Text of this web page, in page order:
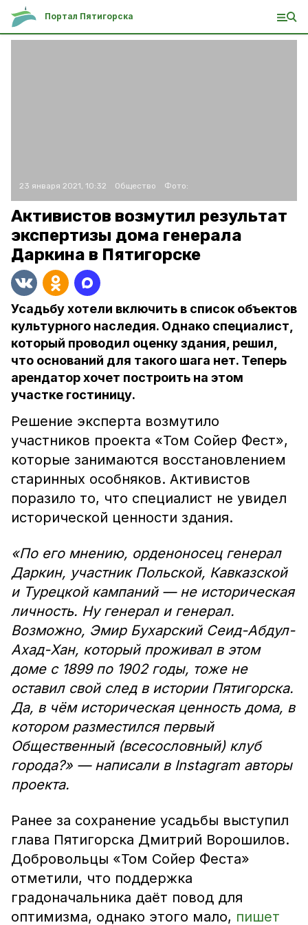
Портал Пятигорска
23 января 2021, 10:32 Общество Фото:
Активистов возмутил результат
экспертизы дома генерала
Даркина в Пятигорске
Усадьбу хотели включить в список объектов
культурного наследия. Однако специалист,
который проводил оценку здания, решил,
что оснований для такого шага нет. Теперь
арендатор хочет построить на этом
участке гостиницу.
Решение эксперта возмутило
участников проекта «Том Сойер Фест»,
которые занимаются восстановлением
старинных особняков. Активистов
поразило то, что специалист не увидел
исторической ценности здания.
«По его мнению, орденоносец генерал
Даркин, участник Польской, Кавказской
и Турецкой кампаний — не историческая
личность. Ну генерал и генерал.
Возможно, Эмир Бухарский Сеид-Абдул-
Ахад-Хан, который проживал в этом
доме с 1899 по 1902 годы, тоже не
оставил свой след в истории Пятигорска.
Да, в чём историческая ценность дома, в
котором разместился первый
Общественный (всесословный) клуб
города?» — написали в Instagram авторы
проекта.
Ранее за сохранение усадьбы выступил
глава Пятигорска Дмитрий Ворошилов.
Добровольцы «Том Сойер Феста»
отметили, что поддержка
градоначальника даёт повод для
оптимизма, однако этого мало, пишет